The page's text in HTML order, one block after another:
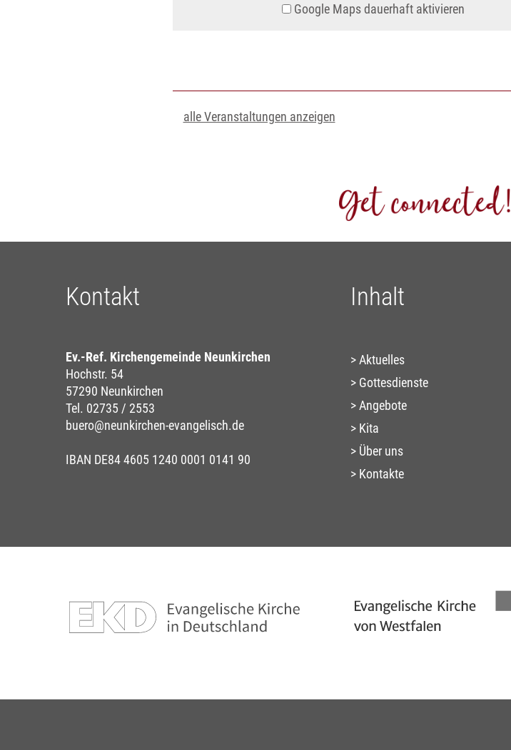
Google Maps dauerhaft aktivieren
alle Veranstaltungen anzeigen
Kontakt
Ev.-Ref. Kirchengemeinde Neunkirchen
Hochstr. 54
57290 Neunkirchen
Tel. 02735 / 2553
buero@neunkirchen-evangelisch.de
IBAN DE84 4605 1240 0001 0141 90
Inhalt
Aktuelles
Gottesdienste
Angebote
Kita
Über uns
Kontakte